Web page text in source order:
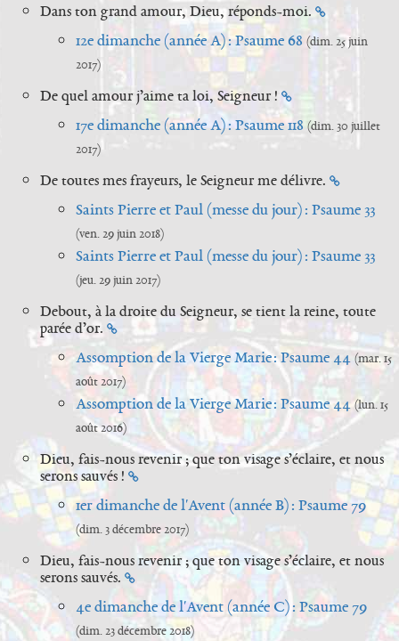
Dans ton grand amour, Dieu, réponds-moi.
12e dimanche (année A) : Psaume 68 (dim. 25 juin
2017)
De quel amour j’aime ta loi, Seigneur !
17e dimanche (année A) : Psaume 118 (dim. 30 juillet
2017)
De toutes mes frayeurs, le Seigneur me délivre.
Saints Pierre et Paul (messe du jour) : Psaume 33
(ven. 29 juin 2018)
Saints Pierre et Paul (messe du jour) : Psaume 33
(jeu. 29 juin 2017)
Debout, à la droite du Seigneur, se tient la reine, toute
parée d’or.
Assomption de la Vierge Marie : Psaume 44 (mar. 15
août 2017)
Assomption de la Vierge Marie : Psaume 44 (lun. 15
août 2016)
Dieu, fais-nous revenir ; que ton visage s’éclaire, et nous
serons sauvés !
1er dimanche de l'Avent (année B) : Psaume 79
(dim. 3 décembre 2017)
Dieu, fais-nous revenir ; que ton visage s’éclaire, et nous
serons sauvés.
4e dimanche de l'Avent (année C) : Psaume 79
(dim. 23 décembre 2018)